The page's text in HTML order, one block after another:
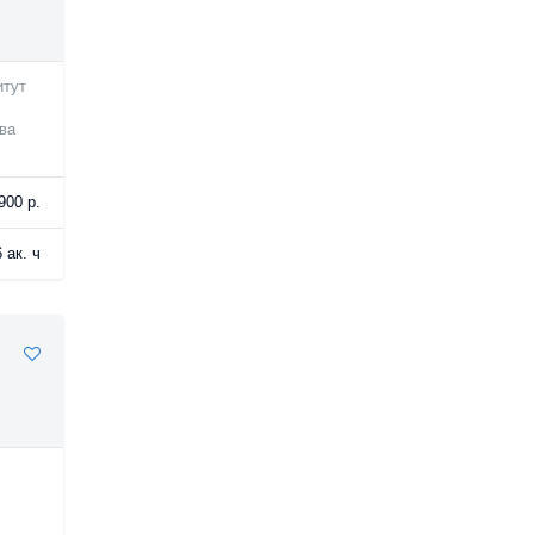
р.
ак. ч